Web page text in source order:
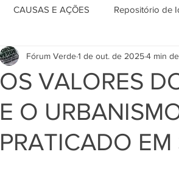
CAUSAS E AÇÕES Repositório de
OS VALORES
E O
PRATICADO
Fórum Verde1 de out. de 20254 min